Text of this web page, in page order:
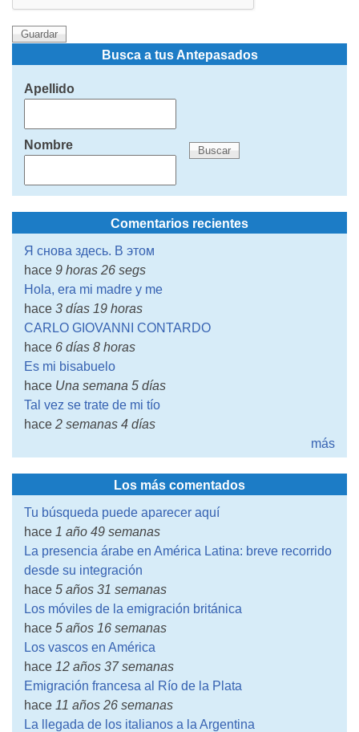
Busca a tus Antepasados
Apellido
Nombre
Comentarios recientes
Я снова здесь. В этом
hace 9 horas 26 segs
Hola, era mi madre y me
hace 3 días 19 horas
CARLO GIOVANNI CONTARDO
hace 6 días 8 horas
Es mi bisabuelo
hace Una semana 5 días
Tal vez se trate de mi tío
hace 2 semanas 4 días
más
Los más comentados
Tu búsqueda puede aparecer aquí
hace 1 año 49 semanas
La presencia árabe en América Latina: breve recorrido
desde su integración
hace 5 años 31 semanas
Los móviles de la emigración británica
hace 5 años 16 semanas
Los vascos en América
hace 12 años 37 semanas
Emigración francesa al Río de la Plata
hace 11 años 26 semanas
La llegada de los italianos a la Argentina